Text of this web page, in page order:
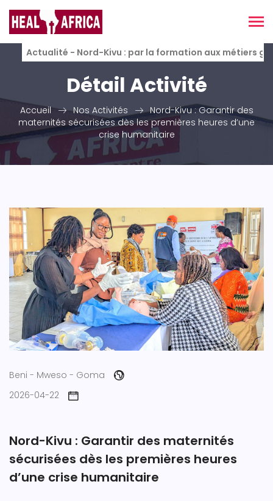
Actualité - Nord-Kivu : par la formation aux métiers
Détail Activité
Accueil Nos Activités
Nord-Kivu : Garantir des
maternités sécurisées dès les premières heures d’une
crise humanitaire
Beni - Mweso - Goma
2026-04-22
Nord-Kivu : Garantir des maternités
sécurisées dès les premières heures
d’une crise humanitaire